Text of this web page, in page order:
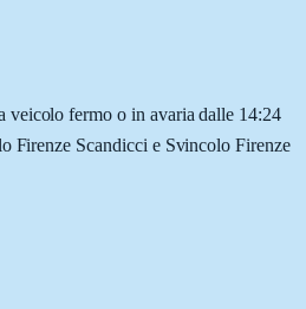
veicolo fermo o in avaria dalle 14:24
Firenze Scandicci e Svincolo Firenze